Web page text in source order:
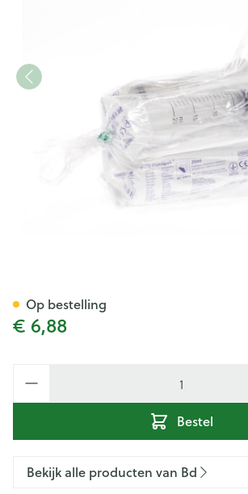
€ 6,88
Bestel
Op bestelling
Bekijk alle producten van Bd